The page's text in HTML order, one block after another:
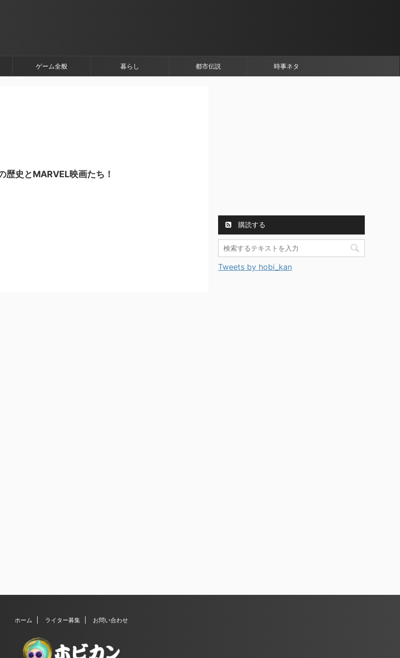
ゲーム全般 暮らし 都市伝説 時事ネタ
歴史とMARVEL映画たち！
購読する
Tweets by hobi_kan
ホーム ライター募集 お問い合わせ